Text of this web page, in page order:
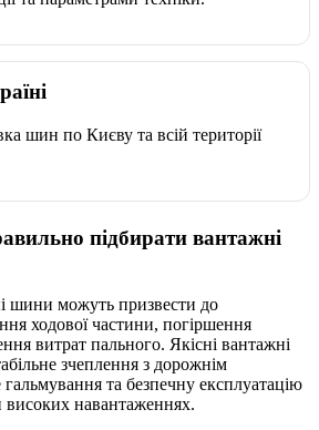
шин по Києву та всій території
підбирати вантажні
шини можуть призвести до
ходової частини, погіршення
витрат пального. Якісні вантажні
зчеплення з дорожнім
та безпечну експлуатацію
високих навантаженнях.